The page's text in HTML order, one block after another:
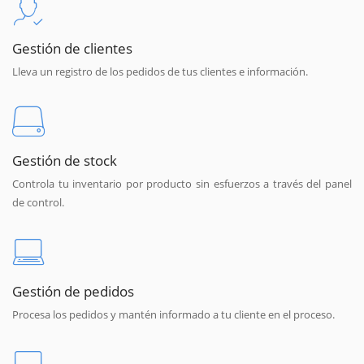
Gestión de clientes
Lleva un registro de los pedidos de tus clientes e información.
Gestión de stock
Controla tu inventario por producto sin esfuerzos a través del panel
de control.
Gestión de pedidos
Procesa los pedidos y mantén informado a tu cliente en el proceso.